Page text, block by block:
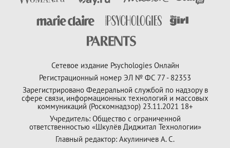
Сетевое издание Psychologies Онлайн
Регистрационный номер ЭЛ № ФС 77 - 82353
Зарегистрировано Федеральной службой по надзору в
сфере связи, информационных технологий и массовых
коммуникаций (Роскомнадзор) 23.11.2021 18+
Учредитель: Общество с ограниченной
ответственностью «Шкулёв Диджитал Технологии»
Главный редактор: Акулиничев А. С.